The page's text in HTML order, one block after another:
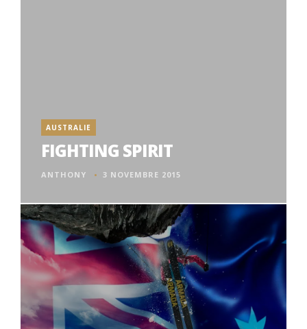
AUSTRALIE
FIGHTING SPIRIT
ANTHONY 3 NOVEMBRE 2015